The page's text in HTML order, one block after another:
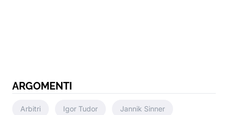
ARGOMENTI
Arbitri Igor Tudor Jannik Sinner